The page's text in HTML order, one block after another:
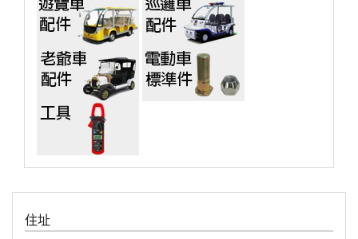
住址